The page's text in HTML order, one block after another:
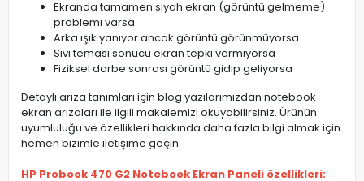
Ekranda tamamen siyah ekran (görüntü gelmeme)
problemi varsa
Arka ışık yanıyor ancak görüntü görünmüyorsa
Sıvı teması sonucu ekran tepki vermiyorsa
Fiziksel darbe sonrası görüntü gidip geliyorsa
Detaylı arıza tanımları için blog yazılarımızdan notebook
ekran arızaları ile ilgili makalemizi okuyabilirsiniz. Ürünün
uyumluluğu ve özellikleri hakkında daha fazla bilgi almak için
hemen bizimle iletişime geçin.
HP Probook 470 G2 Notebook Ekran Paneli özellikleri: